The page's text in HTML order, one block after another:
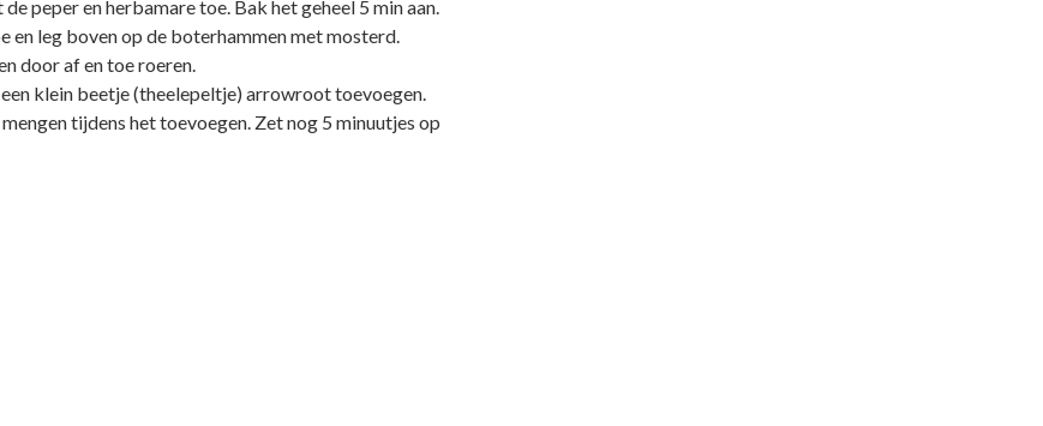
peper en herbamare toe. Bak het geheel 5 min aan.
en leg boven op de boterhammen met mosterd.
door af en toe roeren.
klein beetje (theelepeltje) arrowroot toevoegen.
tijdens het toevoegen. Zet nog 5 minuutjes op